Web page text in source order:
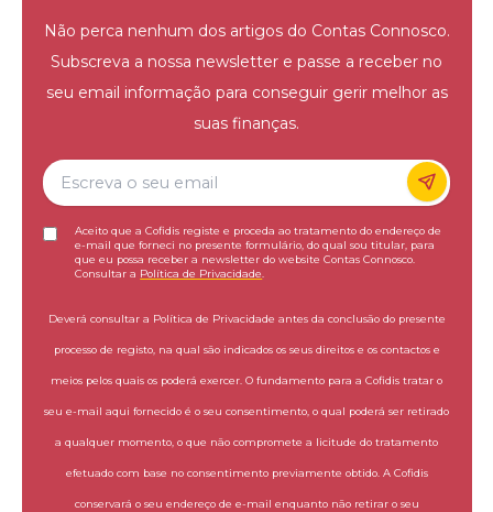
Não perca nenhum dos artigos do Contas Connosco.
Subscreva a nossa newsletter e passe a receber no
seu email informação para conseguir gerir melhor as
suas finanças.
Aceito que a Cofidis registe e proceda ao tratamento do endereço de
e-mail que forneci no presente formulário, do qual sou titular, para
que eu possa receber a newsletter do website Contas Connosco.
Consultar a Política de Privacidade
Deverá consultar a Política de Privacidade antes da conclusão do presente
processo de registo, na qual são indicados os seus direitos e os contactos e
meios pelos quais os poderá exercer. O fundamento para a Cofidis tratar o
seu e-mail aqui fornecido é o seu consentimento, o qual poderá ser retirado
a qualquer momento, o que não compromete a licitude do tratamento
efetuado com base no consentimento previamente obtido. A Cofidis
conservará o seu endereço de e-mail enquanto não retirar o seu